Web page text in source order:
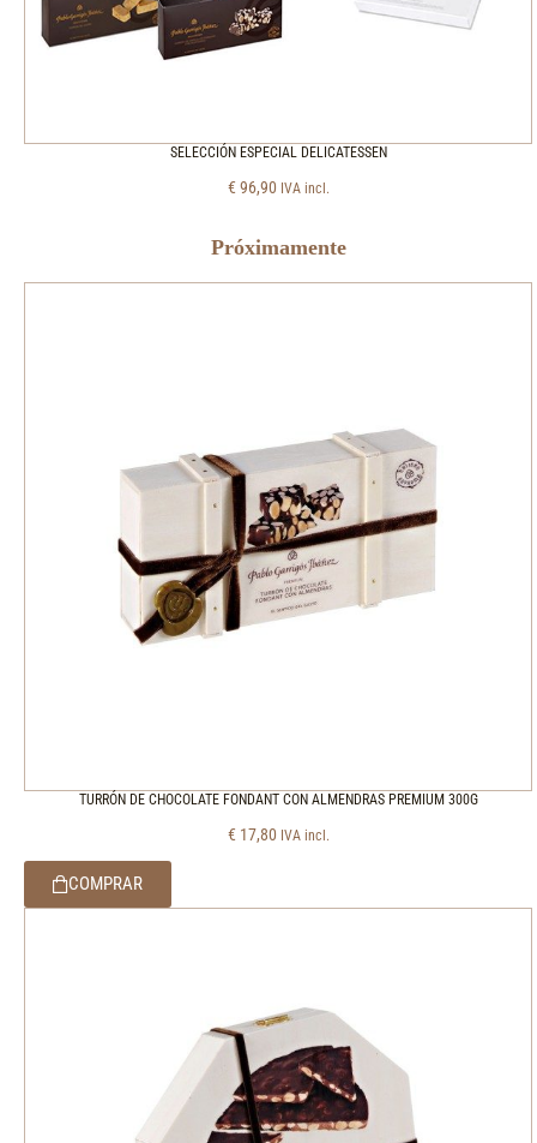
SELECCIÓN ESPECIAL DELICATESSEN
€ 96,90 IVA incl.
Próximamente
TURRÓN DE CHOCOLATE FONDANT CON ALMENDRAS PREMIUM 300G
€ 17,80 IVA incl.
COMPRAR